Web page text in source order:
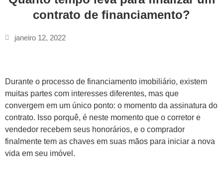
contrato de financiamento?
janeiro 12, 2022
Durante o processo de financiamento imobiliário, existem
muitas partes com interesses diferentes, mas que
convergem em um único ponto: o momento da assinatura do
contrato. Isso porquê, é neste momento que o corretor e
vendedor recebem seus honorários, e o comprador
finalmente tem as chaves em suas mãos para iniciar a nova
vida em seu imóvel.